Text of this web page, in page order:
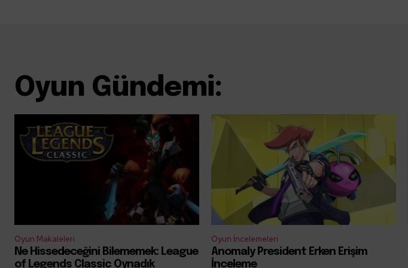
Oyun Gündemi:
Oyun Makaleleri
Ne Hissedeceğini Bilememek: League
of Legends Classic Oynadık
Oyun İncelemeleri
Anomaly President Erken Erişim
İnceleme